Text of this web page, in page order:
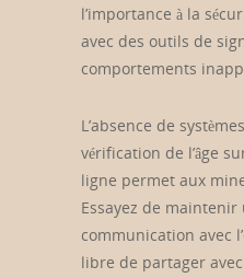
l’importance à la
avec des outils de
comportements
L’absence de
vérification de l’âge
ligne permet aux
Essayez de maintenir
communication avec
libre de partager